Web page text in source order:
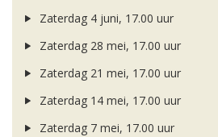
Zaterdag 4 juni, 17.00 uur
Zaterdag 28 mei, 17.00 uur
Zaterdag 21 mei, 17.00 uur
Zaterdag 14 mei, 17.00 uur
Zaterdag 7 mei, 17.00 uur